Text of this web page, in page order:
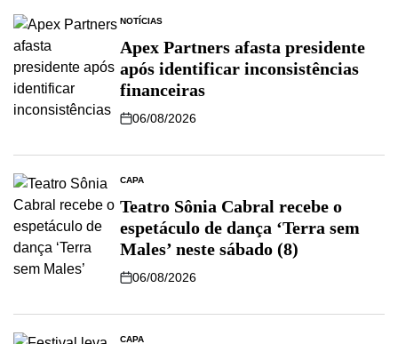
NOTÍCIAS
Apex Partners afasta presidente
após identificar inconsistências
financeiras
06/08/2026
CAPA
Teatro Sônia Cabral recebe o
espetáculo de dança ‘Terra sem
Males’ neste sábado (8)
06/08/2026
CAPA